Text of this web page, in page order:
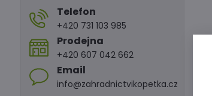
Telefon
+420 731 103 985
Prodejna
+420 607 042 662
Email
info@zahradnictvikopetka.cz